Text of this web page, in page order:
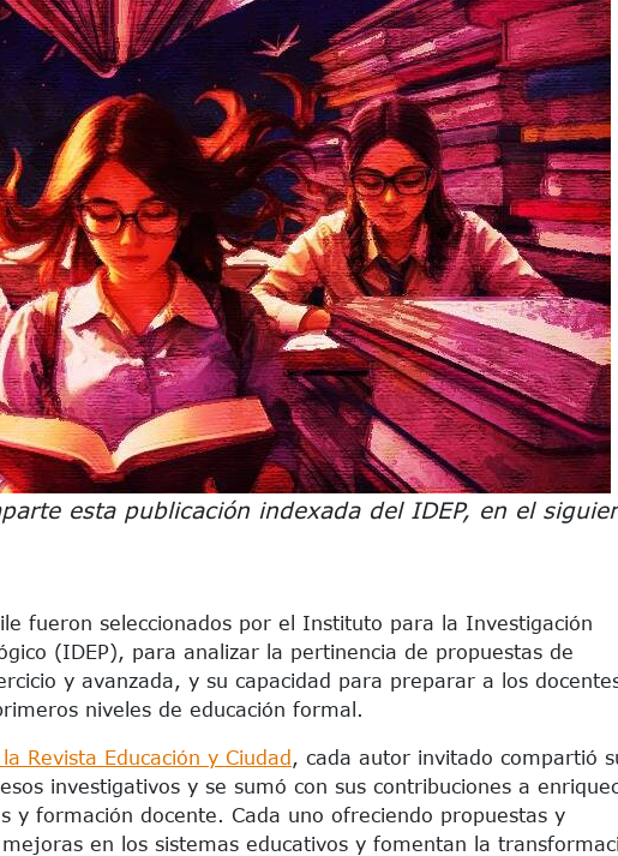
esta publicación indexada del IDEP, en el
fueron seleccionados por el Instituto para la Investigación
(IDEP), para analizar la pertinencia de propuestas de
y avanzada, y su capacidad para preparar a los
niveles de educación formal.
Revista Educación y Ciudad , cada autor invitado compartió
investigativos y se sumó con sus contribuciones a
y formación docente. Cada uno ofreciendo propuestas y
en los sistemas educativos y fomentan la